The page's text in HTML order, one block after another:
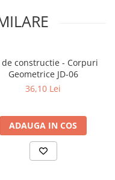
de constructie - Corpuri
Geometrice JD-06
36,10 Lei
ADAUGA IN COS